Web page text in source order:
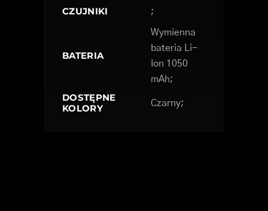
CZUJNIKI ;
BATERIA
Wymienna
bateria Li-
Ion 1050
mAh;
DOSTĘPNE
KOLORY
Czarny;